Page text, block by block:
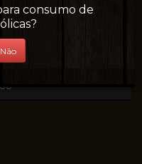
consumo de
Não